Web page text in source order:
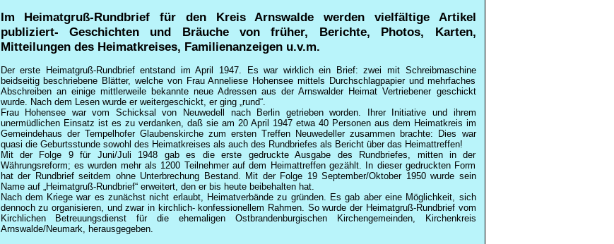
Im Heimatgruß-Rundbrief für den Kreis Arnswalde werden vielfältige Artikel
publiziert- Geschichten und Bräuche von früher, Berichte, Photos, Karten,
Mitteilungen des Heimatkreises, Familienanzeigen u.v.m.
Der erste Heimatgruß-Rundbrief entstand im April 1947. Es war wirklich ein Brief: zwei mit Schreibmaschine
beidseitig beschriebene Blätter, welche von Frau Anneliese Hohensee mittels Durchschlagpapier und mehrfaches
Abschreiben an einige mittlerweile bekannte neue Adressen aus der Arnswalder Heimat Vertriebener geschickt
wurde. Nach dem Lesen wurde er weitergeschickt, er ging „rund“.
Frau Hohensee war vom Schicksal von Neuwedell nach Berlin getrieben worden. Ihrer Initiative und ihrem
unermüdlichen Einsatz ist es zu verdanken, daß sie am 20 April 1947 etwa 40 Personen aus dem Heimatkreis im
Gemeindehaus der Tempelhofer Glaubenskirche zum ersten Treffen Neuwedeller zusammen brachte: Dies war
quasi die Geburtsstunde sowohl des Heimatkreises als auch des Rundbriefes als Bericht über das Heimattreffen!
Mit der Folge 9 für Juni/Juli 1948 gab es die erste gedruckte Ausgabe des Rundbriefes, mitten in der
Währungsreform; es wurden mehr als 1200 Teilnehmer auf dem Heimattreffen gezählt. In dieser gedruckten Form
hat der Rundbrief seitdem ohne Unterbrechung Bestand. Mit der Folge 19 September/Oktober 1950 wurde sein
Name auf „Heimatgruß-Rundbrief“ erweitert, den er bis heute beibehalten hat.
Nach dem Kriege war es zunächst nicht erlaubt, Heimatverbände zu gründen. Es gab aber eine Möglichkeit, sich
dennoch zu organisieren, und zwar in kirchlich- konfessionellem Rahmen. So wurde der Heimatgruß-Rundbrief vom
Kirchlichen Betreuungsdienst für die ehemaligen Ostbrandenburgischen Kirchengemeinden, Kirchenkreis
Arnswalde/Neumark, herausgegeben.